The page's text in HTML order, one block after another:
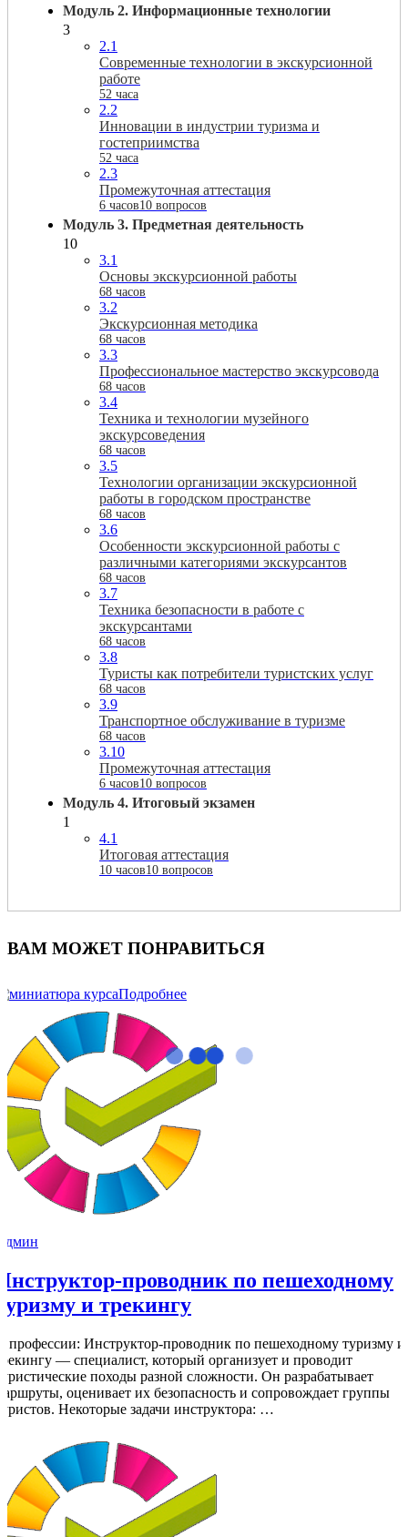
Модуль 2. Информационные технологии
3
2.1
Современные технологии в экскурсионной
работе
52 часа
2.2
Инновации в индустрии туризма и
гостеприимства
52 часа
2.3
Промежуточная аттестация
6 часов10 вопросов
Модуль 3. Предметная деятельность
10
3.1
Основы экскурсионной работы
68 часов
3.2
Экскурсионная методика
68 часов
3.3
Профессиональное мастерство экскурсовода
68 часов
3.4
Техника и технологии музейного
экскурсоведения
68 часов
3.5
Технологии организации экскурсионной
работы в городском пространстве
68 часов
3.6
Особенности экскурсионной работы с
различными категориями экскурсантов
68 часов
3.7
Техника безопасности в работе с
экскурсантами
68 часов
3.8
Туристы как потребители туристских услуг
68 часов
3.9
Транспортное обслуживание в туризме
68 часов
3.10
Промежуточная аттестация
6 часов10 вопросов
Модуль 4. Итоговый экзамен
1
4.1
Итоговая аттестация
10 часов10 вопросов
ВАМ МОЖЕТ ПОНРАВИТЬСЯ
Подробнее
проводник по пешеходному
и трекингу
профессии: Инструктор-проводник по пешеходному туризму и
— специалист, который организует и проводит
походы разной сложности. Он разрабатывает
оценивает их безопасность и сопровождает группы
Некоторые задачи инструктора: …